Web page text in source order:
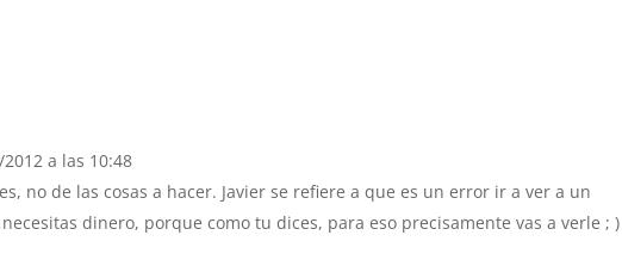
a las 10:48
no de las cosas a hacer. Javier se refiere a que es un error ir a ver a un
dinero, porque como tu dices, para eso precisamente vas a verle ; )